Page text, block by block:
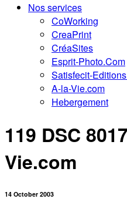
Nos services
CoWorking
CreaPrint
CréaSites
Esprit-Photo.Com
Satisfecit-
A-la-Vie.com
Hebergement
119 DSC
Vie.com
14 October 2003